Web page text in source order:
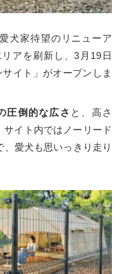
ー
犬家待望のリニューア
アを刷新し、3月19日
イト」がオープンしま
圧倒的な広さ と、高さ
イト内ではノーリード
愛犬も思いっきり走り